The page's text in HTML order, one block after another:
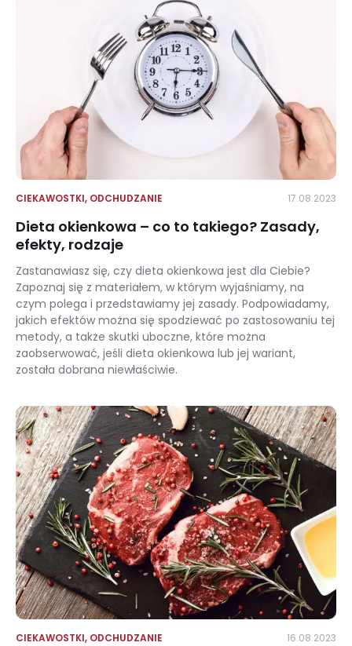
CIEKAWOSTKI, ODCHUDZANIE 17.08.2023
Dieta okienkowa – co to takiego? Zasady,
efekty, rodzaje
Zastanawiasz się, czy dieta okienkowa jest dla Ciebie?
Zapoznaj się z materiałem, w którym wyjaśniamy, na
czym polega i przedstawiamy jej zasady. Podpowiadamy,
jakich efektów można się spodziewać po zastosowaniu tej
metody, a także skutki uboczne, które można
zaobserwować, jeśli dieta okienkowa lub jej wariant,
została dobrana niewłaściwie.
CIEKAWOSTKI, ODCHUDZANIE 16.08.2023